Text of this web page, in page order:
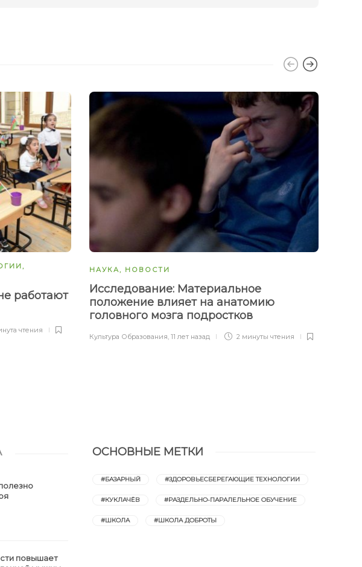
,
работают
чтения
НАУКА, НОВОСТИ
Исследование: Материальное
положение влияет на анатомию
головного мозга подростков
Культура Образования, 11 лет назад 2 минуты чтения
повышает
ОСНОВНЫЕ МЕТКИ
#БАЗАРНЫЙ #ЗДОРОВЬЕСБЕРЕГАЮЩИЕ ТЕХНОЛОГИИ
#КУКЛАЧЁВ #РАЗДЕЛЬНО-ПАРАЛЕЛЬНОЕ ОБУЧЕНИЕ
#ШКОЛА #ШКОЛА ДОБРОТЫ